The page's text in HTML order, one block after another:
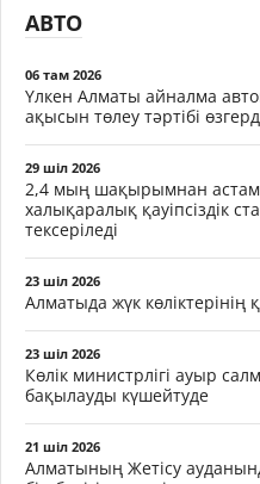
АВТО
06 там 2026
Үлкен Алматы айналма
ақысын төлеу тәртібі
29 шіл 2026
2,4 мың шақырымнан
халықаралық қауіпсіздік
тексеріледі
23 шіл 2026
Алматыда жүк көліктерінің
23 шіл 2026
Көлік министрлігі ауыр
бақылауды күшейтуде
21 шіл 2026
Алматының Жетісу